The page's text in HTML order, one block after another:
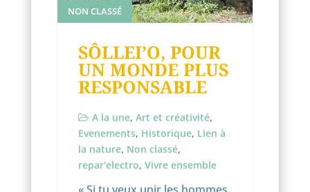
NON CLASSÉ
SÔLLEI’O, POUR
UN MONDE PLUS
RESPONSABLE
A la une,Art et créativité,
Evenements, Historique, Lien à
la nature, Non classé,
repar'electro,Vivre ensemble